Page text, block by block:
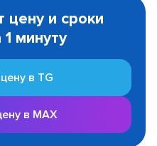
цену и сроки
минуту
в TG
в MAX